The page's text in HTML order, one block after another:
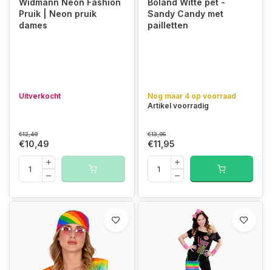
Pruik | Neon pruik
dames
Uitverkocht
€12,49
€10,49
Sandy Candy met
pailletten
Nog maar 4 op voorraad
Artikel voorradig
€13,95
€11,95